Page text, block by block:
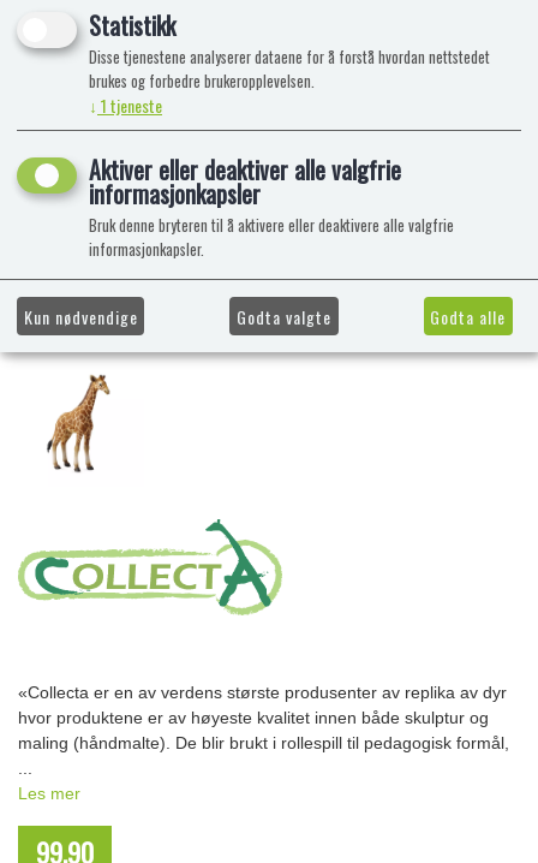
«Collecta er en av verdens største produsenter av replika av dyr
hvor produktene er av høyeste kvalitet innen både skulptur og
maling (håndmalte). De blir brukt i rollespill til pedagogisk formål,
Les mer
99,90
Statistikk
Disse tjenestene analyserer dataene for å forstå hvordan nettstedet
brukes og forbedre brukeropplevelsen.
↓ 1tjeneste
Aktiver eller deaktiver alle valgfrie
informasjonkapsler
Bruk denne bryteren til å aktivere eller deaktivere alle valgfrie
informasjonkapsler.
Kun nødvendige Godta valgte Godta alle